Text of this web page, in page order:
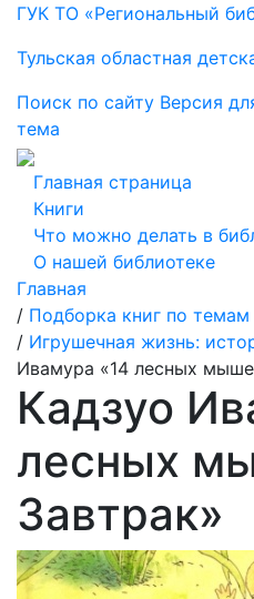
ГУК ТО «Региональный
Тульская областная
Поиск по сайту Версия
тема
Главная страница
Книги
Что можно делать в
О нашей библиотеке
Главная
/ Подборка книг по темам
/ Игрушечная жизнь:
Ивамура «14 лесных
Кадзуо
лесных
Завтрак»